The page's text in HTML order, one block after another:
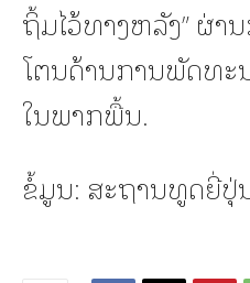
ຖິ້ມໄວ້ທາງຫລັງ” ຜ່າ
ໂຕນດ້ານການພັດທະ
ໃນພາກພື້ນ.
ຂໍ້ມູນ: ສະຖານທູດຍີ່ປຸ່